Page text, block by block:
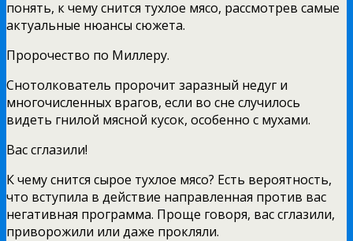
понять, к чему снится тухлое мясо, рассмотрев самые
актуальные нюансы сюжета.
Пророчество по Миллеру.
Снотолкователь пророчит заразный недуг и
многочисленных врагов, если во сне случилось
видеть гнилой мясной кусок, особенно с мухами.
Вас сглазили!
К чему снится сырое тухлое мясо? Есть вероятность,
что вступила в действие направленная против вас
негативная программа. Проще говоря, вас сглазили,
приворожили или даже прокляли.